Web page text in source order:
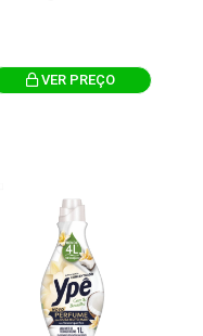
VER PREÇO